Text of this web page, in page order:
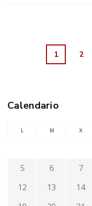
1 2
Calendario
L M X
5
6 7
12
13 14